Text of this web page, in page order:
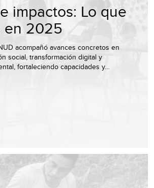
impactos: Lo que
en 2025
acompañó avances concretos en
social, transformación digital y
fortaleciendo capacidades y…